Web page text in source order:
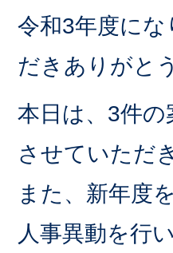
令和3年度に
だきありがと
本日は、3件
させていただ
また、新年度
人事異動を行